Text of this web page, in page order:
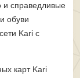
и справедливые
обуви
Kari с
карт Kari